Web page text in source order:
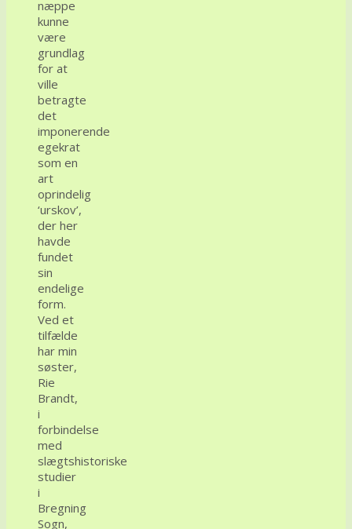
næppe
kunne
være
grundlag
for at
ville
betragte
det
imponerende
egekrat
som en
art
oprindelig
‘urskov’,
der her
havde
fundet
sin
endelige
form.
Ved et
tilfælde
har min
søster,
Rie
Brandt,
i
forbindelse
med
slægtshistoriske
studier
i
Bregning
Sogn,